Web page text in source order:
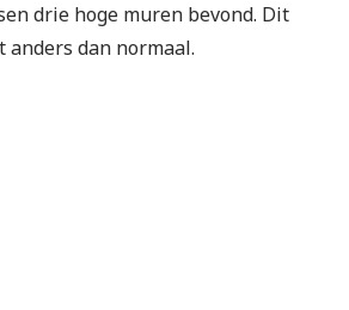
drie hoge muren bevond. Dit
anders dan normaal.